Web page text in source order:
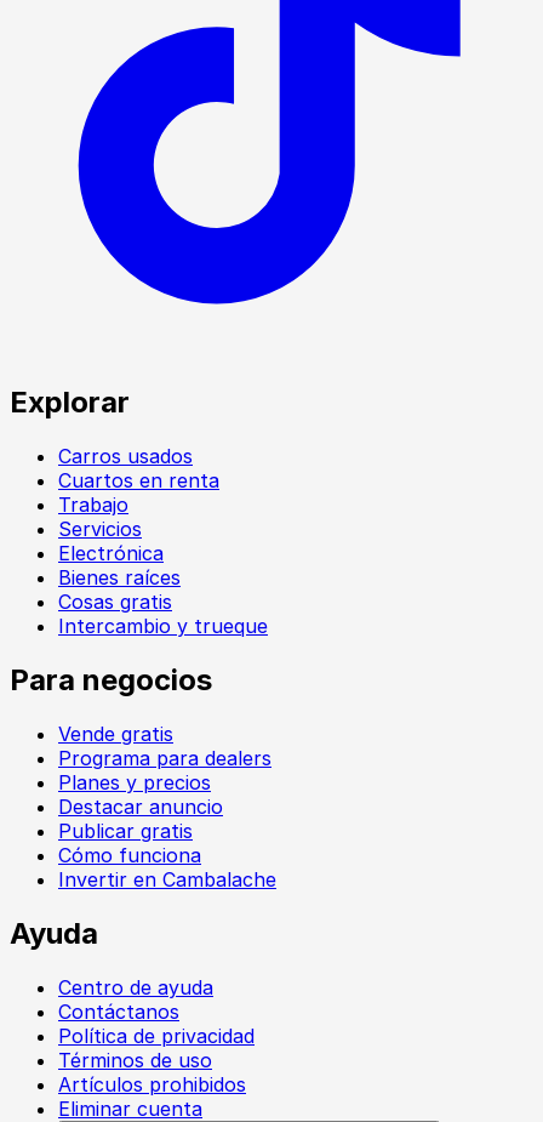
Explorar
Carros usados
Cuartos en renta
Trabajo
Servicios
Electrónica
Bienes raíces
Cosas gratis
Intercambio y trueque
Para negocios
Vende gratis
Programa para dealers
Planes y precios
Destacar anuncio
Publicar gratis
Cómo funciona
Invertir en Cambalache
Ayuda
Centro de ayuda
Contáctanos
Política de privacidad
Términos de uso
Artículos prohibidos
Eliminar cuenta